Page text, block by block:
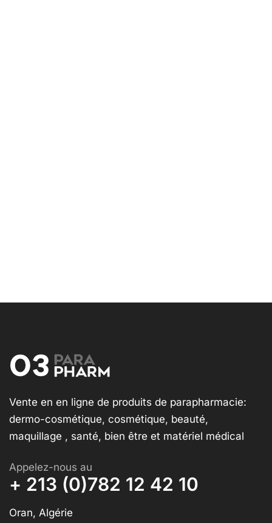
Vente en en ligne de produits de parapharmacie:
dermo-cosmétique, cosmétique, beauté,
maquillage , santé, bien être et matériel médical
Appelez-nous au
+ 213 (0)782 12 42 10
Oran, Algérie